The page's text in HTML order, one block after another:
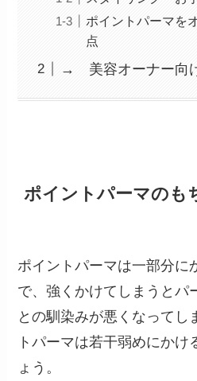
ポイントパーマを
点
→ 美容オーナー向
ポイントパーマのも
ポイントパーマは一部分に
で、強くかけてしまうとパ
との馴染みが悪くなってし
トパーマは若干弱めにかけ
ょう。